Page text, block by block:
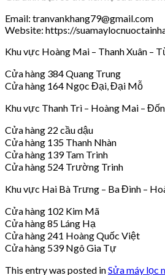
Email: tranvankhang79@gmail.com
Website: https://
Khu vực Hoàng Mai – Thanh Xuân –
Cửa hàng 384 Quang Trung
Cửa hàng 164 Ngọc Đại, Đại Mỗ
Khu vực Thanh Trì – Hoàng Mai –
Cửa hàng 22 cầu dậu
Cửa hàng 135 Thanh Nhàn
Cửa hàng 139 Tam Trinh
Cửa hàng 524 Trường Trinh
Khu vực Hai Bà Trưng – Ba Đình –
Cửa hàng 102 Kim Mã
Cửa hàng 85 Láng Hạ
Cửa hàng 241 Hoàng Quốc Việt
Cửa hàng 539 Ngô Gia Tự
This entry was posted inSửa máy lọc